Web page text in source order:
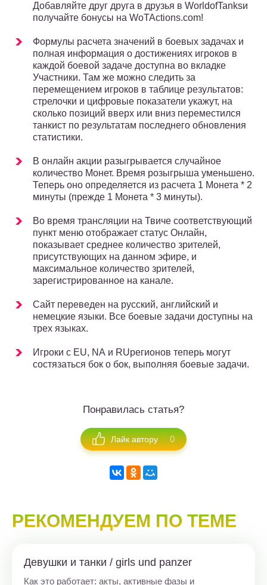
Добавляйте друг друга в друзья в WorldofTanksи
получайте бонусы на WoTActions.com!
Формулы расчета значений в боевых задачах и
полная информация о достижениях игроков в
каждой боевой задаче доступна во вкладке
Участники. Там же можно следить за
перемещением игроков в таблице результатов:
стрелочки и цифровые показатели укажут, на
сколько позиций вверх или вниз переместился
танкист по результатам последнего обновления
статистики.
В онлайн акции разыгрывается случайное
количество Монет. Время розыгрыша уменьшено.
Теперь оно определяется из расчета 1 Монета * 2
минуты (прежде 1 Монета * 3 минуты).
Во время трансляции на Твиче соответствующий
пункт меню отображает статус Онлайн,
показывает среднее количество зрителей,
присутствующих на данном эфире, и
максимальное количество зрителей,
зарегистрированное на канале.
Сайт переведен на русский, английский и
немецкие языки. Все боевые задачи доступны на
трех языках.
Игроки с EU, NA и RUрегионов теперь могут
состязаться бок о бок, выполняя боевые задачи.
Понравилась статья?
Лайк автору 0
РЕКОМЕНДУЕМ ПО ТЕМЕ
Девушки и танки / girls und panzer
Как это работает: акты, активные фазы и